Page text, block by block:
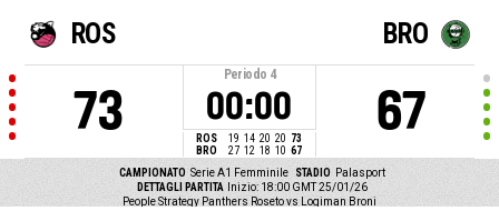
ROS
73
Periodo 4
00:00
ROS 19 14 20 20 73
BRO
27 12 18 10 67
BRO
67
CAMPIONATO Serie A1 Femminile STADIO Palasport
DETTAGLI PARTITA
Inizio: 18:00 GMT 25/01/26
People Strategy Panthers Roseto vs Logiman Broni